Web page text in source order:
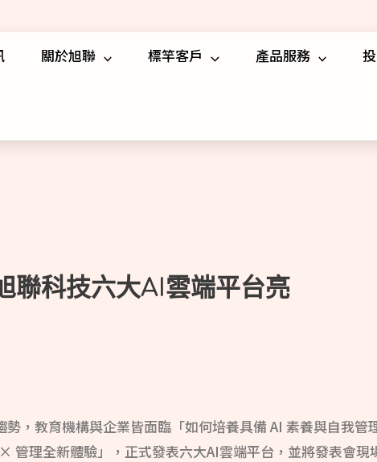
關於旭聯 標竿客戶 產品服務
聯科技六大AI雲端平台亮
，教育機構與企業皆面臨「如何培養具備 AI 素養與自我
理全新體驗」，正式發表六大AI雲端平台，並將發表會現